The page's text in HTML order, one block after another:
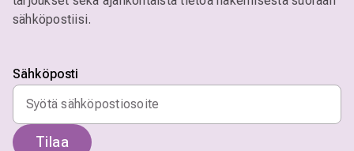
sähköpostiisi.
Sähköposti
Tilaa